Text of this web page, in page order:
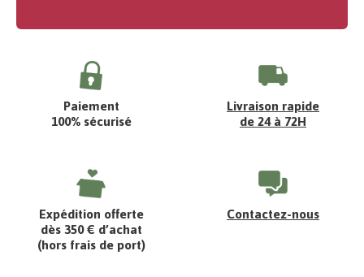
Paiement
100% sécurisé
Livraison rapide
de 24 à 72H
Expédition offerte
dès 350 € d’achat
(hors frais de port)
Contactez-nous